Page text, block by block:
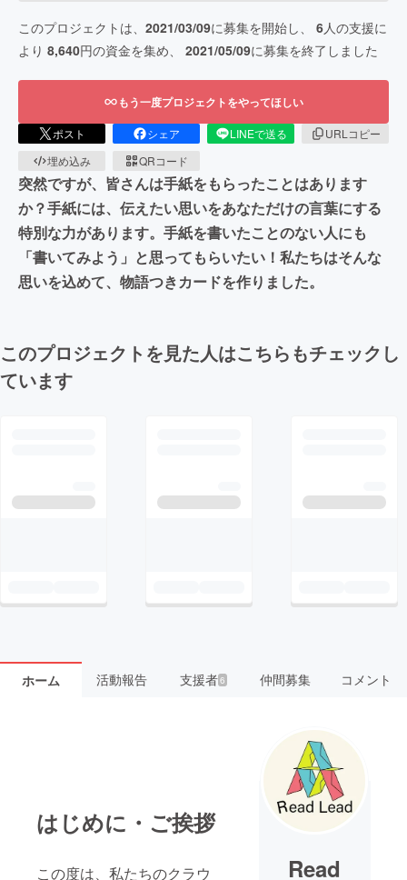
このプロジェクトは、 2021/03/09に募集を開始し、 6人の支援に
より 8,640円の資金を集め、 2021/05/09に募集を終了しました
もう一度プロジェクトをやってほしい
ポスト シェア LINEで送る
URLコピー
埋め込み
QRコード
突然ですが、皆さんは手紙をもらったことはあります
か？手紙には、伝えたい思いをあなただけの言葉にする
特別な力があります。手紙を書いたことのない人にも
「書いてみよう」と思ってもらいたい！私たちはそんな
思いを込めて、物語つきカードを作りました。
このプロジェクトを見た人はこちらもチェックし
ています
ホーム 活動報告 支援者6 仲間募集 コメント
はじめに・ご挨拶
この度は、私たちのクラウ Read